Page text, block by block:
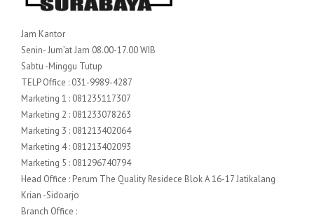
Jam Kantor
Senin- Jum’at Jam 08.00-17.00 WIB
Sabtu -Minggu Tutup
TELP Office : 031-9989-4287
Marketing 1 : 081235117307
Marketing 2 : 081233078263
Marketing 3 : 081213402064
Marketing 4 : 081213402093
Marketing 5 : 081296740794
Head Office : Perum The Quality Residece Blok A 16-17 Jatikalang
Krian -Sidoarjo
Branch Office :